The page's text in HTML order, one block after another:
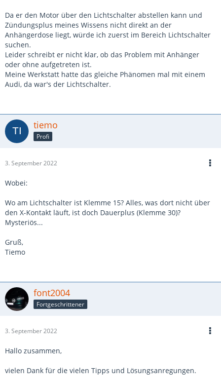
Da er den Motor über den Lichtschalter abstellen kann und
Zündungsplus meines Wissens nicht direkt an der
Anhängerdose liegt, würde ich zuerst im Bereich Lichtschalter
suchen.
Leider schreibt er nicht klar, ob das Problem mit Anhänger
oder ohne aufgetreten ist.
Meine Werkstatt hatte das gleiche Phänomen mal mit einem
Audi, da war's der Lichtschalter.
tiemo
Profi
3. September 2022
Wobei:
Wo am Lichtschalter ist Klemme 15? Alles, was dort nicht über
den X-Kontakt läuft, ist doch Dauerplus (Klemme 30)?
Mysteriös...
Gruß,
Tiemo
font2004
Fortgeschrittener
3. September 2022
Hallo zusammen,
vielen Dank für die vielen Tipps und Lösungsanregungen.